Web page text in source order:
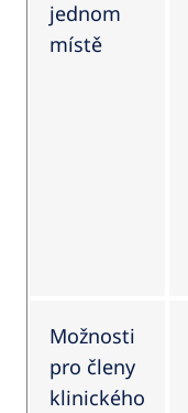
jednom
místě
Možnosti
pro členy
klinického